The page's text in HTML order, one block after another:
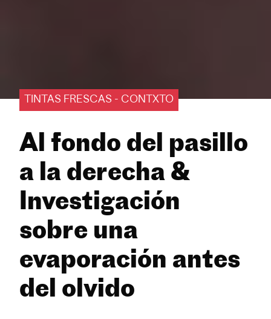
TINTAS FRESCAS - CONTXTO
Al fondo del pasillo
a la derecha &
Investigación
sobre una
evaporación antes
del olvido